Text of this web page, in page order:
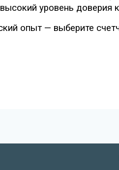
уровень доверия
опыт — выберите